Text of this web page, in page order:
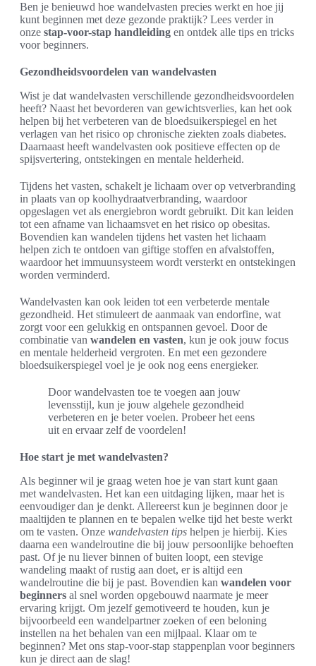
Ben je benieuwd hoe wandelvasten precies werkt en hoe jij
kunt beginnen met deze gezonde praktijk? Lees verder in
onze stap-voor-stap handleiding en ontdek alle tips en tricks
voor beginners.
Gezondheidsvoordelen van wandelvasten
Wist je dat wandelvasten verschillende gezondheidsvoordelen
heeft? Naast het bevorderen van gewichtsverlies, kan het ook
helpen bij het verbeteren van de bloedsuikerspiegel en het
verlagen van het risico op chronische ziekten zoals diabetes.
Daarnaast heeft wandelvasten ook positieve effecten op de
spijsvertering, ontstekingen en mentale helderheid.
Tijdens het vasten, schakelt je lichaam over op vetverbranding
in plaats van op koolhydraatverbranding, waardoor
opgeslagen vet als energiebron wordt gebruikt. Dit kan leiden
tot een afname van lichaamsvet en het risico op obesitas.
Bovendien kan wandelen tijdens het vasten het lichaam
helpen zich te ontdoen van giftige stoffen en afvalstoffen,
waardoor het immuunsysteem wordt versterkt en ontstekingen
worden verminderd.
Wandelvasten kan ook leiden tot een verbeterde mentale
gezondheid. Het stimuleert de aanmaak van endorfine, wat
zorgt voor een gelukkig en ontspannen gevoel. Door de
combinatie van wandelen en vasten, kun je ook jouw focus
en mentale helderheid vergroten. En met een gezondere
bloedsuikerspiegel voel je je ook nog eens energieker.
Door wandelvasten toe te voegen aan jouw
levensstijl, kun je jouw algehele gezondheid
verbeteren en je beter voelen. Probeer het eens
uit en ervaar zelf de voordelen!
Hoe start je met wandelvasten?
Als beginner wil je graag weten hoe je van start kunt gaan
met wandelvasten. Het kan een uitdaging lijken, maar het is
eenvoudiger dan je denkt. Allereerst kun je beginnen door je
maaltijden te plannen en te bepalen welke tijd het beste werkt
om te vasten. Onze wandelvasten tips helpen je hierbij. Kies
daarna een wandelroutine die bij jouw persoonlijke behoeften
past. Of je nu liever binnen of buiten loopt, een stevige
wandeling maakt of rustig aan doet, er is altijd een
wandelroutine die bij je past. Bovendien kan wandelen voor
beginners al snel worden opgebouwd naarmate je meer
ervaring krijgt. Om jezelf gemotiveerd te houden, kun je
bijvoorbeeld een wandelpartner zoeken of een beloning
instellen na het behalen van een mijlpaal. Klaar om te
beginnen? Met ons stap-voor-stap stappenplan voor beginners
kun je direct aan de slag!